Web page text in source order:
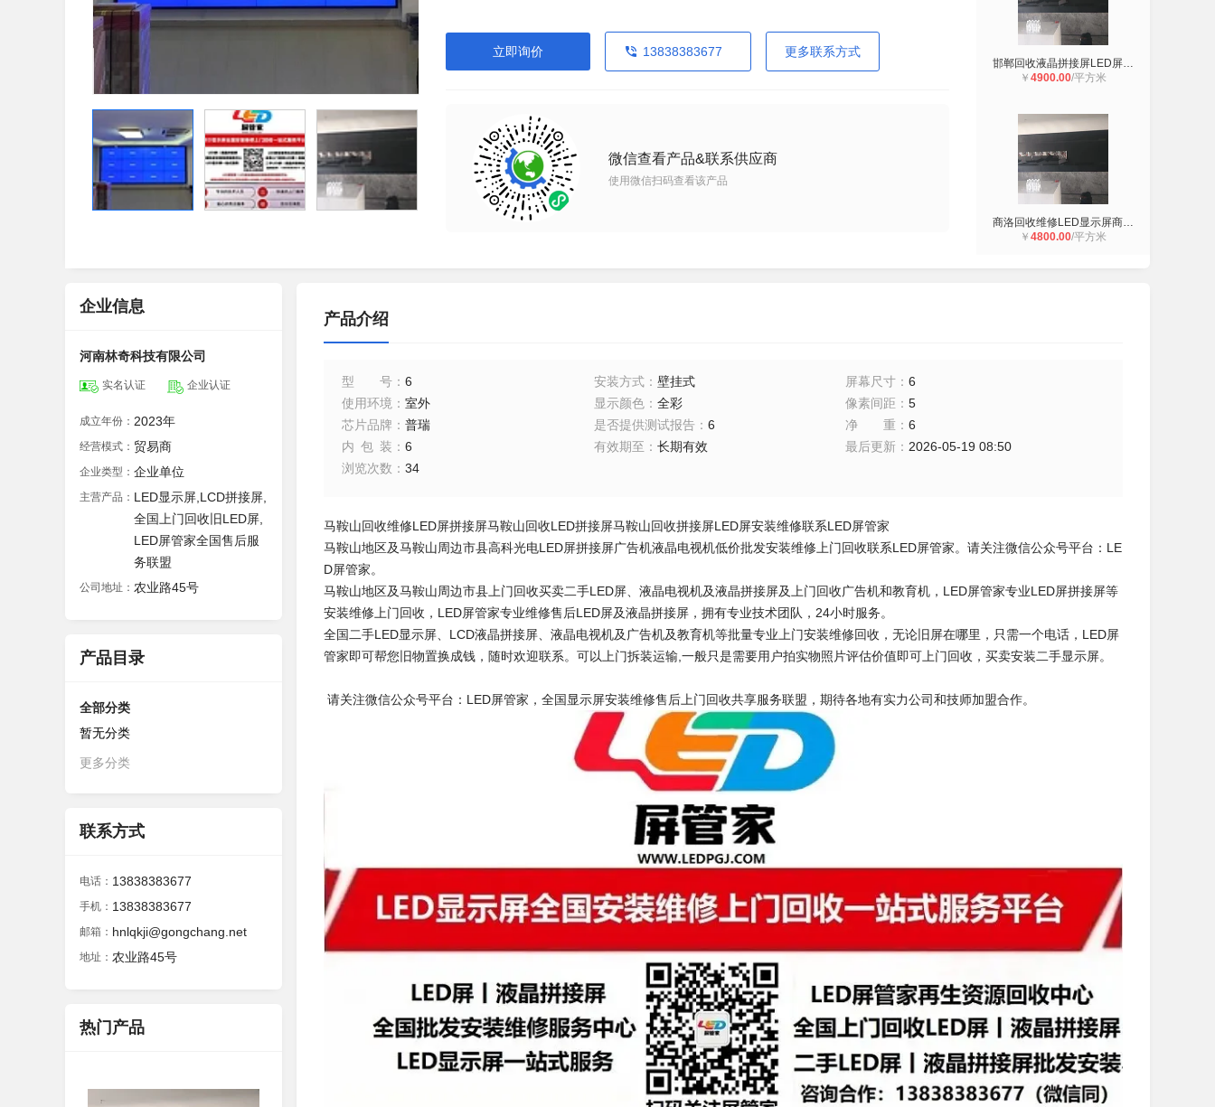
立即询价 13838383677 更多联系方式
微信查看产品&联系供应商
使用微信扫码查看该产品
邯郸回收液晶拼接屏LED屏邯郸地区回
￥ 4900.00/平方米
商洛回收维修LED显示屏商洛回收LED屏
￥ 4800.00/平方米
企业信息
河南林奇科技有限公司
实名认证 企业认证
成立年份： 2023年
经营模式： 贸易商
企业类型： 企业单位
主营产品： LED显示屏,LCD拼接屏,
全国上门回收旧LED屏,
LED屏管家全国售后服
务联盟
公司地址： 农业路45号
产品目录
全部分类
暂无分类
更多分类
联系方式
电话： 13838383677
手机： 13838383677
邮箱： hnlqkji@gongchang.net
地址： 农业路45号
热门产品
产品介绍
型号 ： 6 安装方式： 壁挂式 屏幕尺寸 ：6
使用环境 ： 室外 显示颜色： 全彩 像素间距 ：5
芯片品牌 ： 普瑞 是否提供测试报告： 6 净重 ：6
内包装 ： 6 有效期至 ： 长期有效 最后更新 ： 2026-05-19 08:50
浏览次数 ： 34
马鞍山回收维修LED屏拼接屏马鞍山回收LED拼接屏马鞍山回收拼接屏LED屏安装维修联系LED屏管家
马鞍山地区及马鞍山周边市县高科光电LED屏拼接屏广告机液晶电视机低价批发安装维修上门回收联系LED屏管家。请关注微信公众号平台：LE
D屏管家。
马鞍山地区及马鞍山周边市县上门回收买卖二手LED屏、液晶电视机及液晶拼接屏及上门回收广告机和教育机，LED屏管家专业LED屏拼接屏等
安装维修上门回收，LED屏管家专业维修售后LED屏及液晶拼接屏，拥有专业技术团队，24小时服务。
全国二手LED显示屏、LCD液晶拼接屏、液晶电视机及广告机及教育机等批量专业上门安装维修回收，无论旧屏在哪里，只需一个电话，LED屏
管家即可帮您旧物置换成钱，随时欢迎联系。可以上门拆装运输,一般只是需要用户拍实物照片评估价值即可上门回收，买卖安装二手显示屏。
请关注微信公众号平台：LED屏管家，全国显示屏安装维修售后上门回收共享服务联盟，期待各地有实力公司和技师加盟合作。